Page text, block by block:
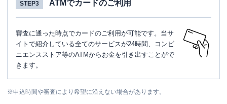
STEP3 ATMでカードのご利用
審査に通った時点でカードのご利用が可能です。当サ
イトで紹介している全てのサービスが24時間、コンビ
ニエンスストア等のATMからお金を引き出すことがで
きます。
※申込時間や審査により希望に沿えない場合があります。